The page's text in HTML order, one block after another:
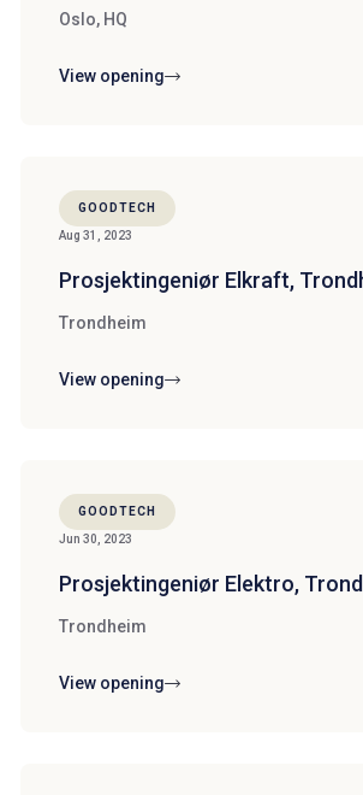
Oslo, HQ
View opening
Aug 31, 2023
Prosjektingeniør Elkraft,
Trondheim
View opening
GOODTECH
Jun 30, 2023
Prosjektingeniør Elektro,
Trondheim
View opening
GOODTECH